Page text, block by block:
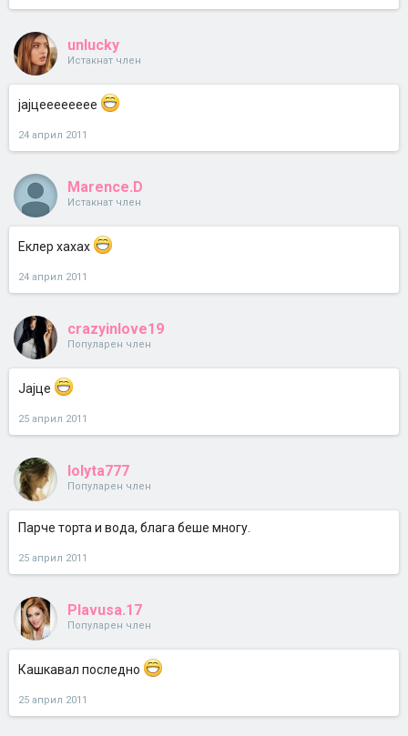
unlucky
Истакнат член
јајцееееееее
24 април 2011
Marence.D
Истакнат член
Еклер хахах
24 април 2011
crazyinlove19
Популарен член
Јајце
25 април 2011
lolyta777
Популарен член
Парче торта и вода, блага беше многу.
25 април 2011
Plavusa.17
Популарен член
Кашкавал последно
25 април 2011